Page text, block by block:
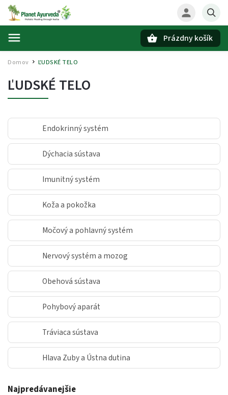
Prázdny košík
Domov ĽUDSKÉ TELO
ĽUDSKÉ TELO
Endokrinný systém
Dýchacia sústava
Imunitný systém
Koža a pokožka
Močový a pohlavný systém
Nervový systém a mozog
Obehová sústava
Pohybový aparát
Tráviaca sústava
Hlava Zuby a Ústna dutina
Najpredávanejšie